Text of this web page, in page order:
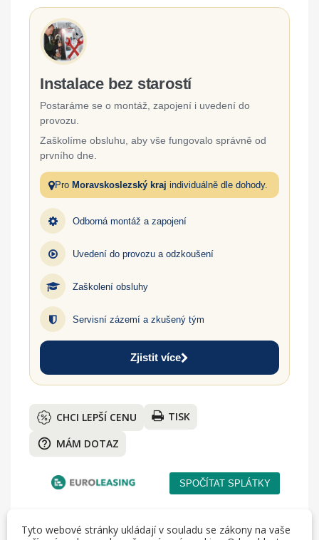
Instalace bez starostí
Postaráme se o montáž, zapojení i uvedení do
provozu.
Zaškolíme obsluhu, aby vše fungovalo správně od
prvního dne.
Pro Moravskoslezský kraj individuálně dle dohody.
Odborná montáž a zapojení
Uvedení do provozu a odzkoušení
Zaškolení obsluhy
Servisní zázemí a zkušený tým
Zjistit více
CHCI LEPŠÍ CENU TISK
help_outline MÁM DOTAZ
Tyto webové stránky ukládají v souladu se zákony na vaše